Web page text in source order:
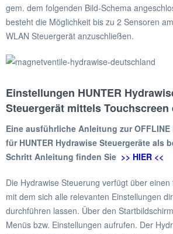
gem. dem folgenden Bild-Schema
besteht die Möglichkeit bis zu 2 Sensoren
WLAN Steuergerät anzuschließen.
Einstellungen HUNTER
Steuergerät mittels Touchscreen
Eine ausführliche Anleitung zur
für HUNTER Hydrawise Steuergeräte als
Schritt Anleitung finden Sie >> HIER <<
Die Hydrawise Steuerung verfügt über
mit dem sich alle relevanten Einstellungen
durchführen lassen. Über den
Menüs bzw. Einstellungen aufrufen. Der